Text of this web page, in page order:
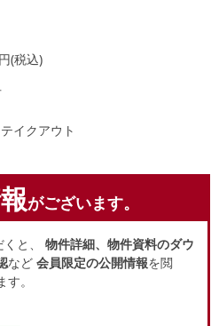
(税込)
イクアウト
がございます。
と、 物件詳細、物件資料のダウ
など 会員限定の公開情報を閲
。